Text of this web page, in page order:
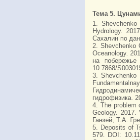
Тема 5.
1.
Hydrology.
Сахалин по
2. Shevchenko
Oceanology.
на
10.7868/
3. Shevchenko
гидрофизика.
4. The problem
Geology. 2017.
Ганзей, Т.А.
5. Deposits of
579. DOI: